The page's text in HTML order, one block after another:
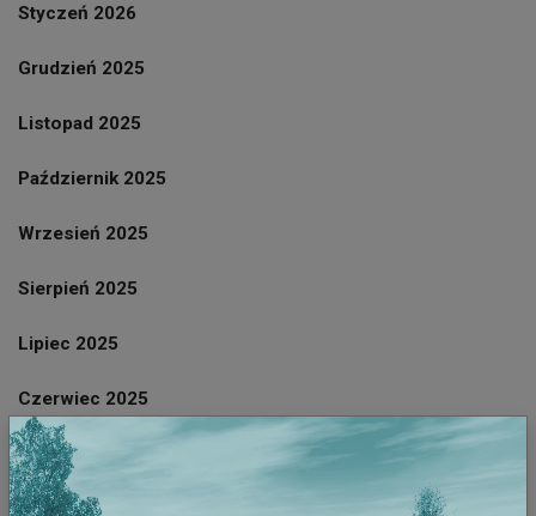
Styczeń 2026
Grudzień 2025
Listopad 2025
Październik 2025
Wrzesień 2025
Sierpień 2025
Lipiec 2025
Czerwiec 2025
Październik 2023
Wrzesień 2023